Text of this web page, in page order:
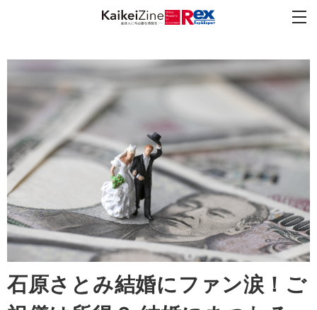
石原さとみ結婚にファン涙！ご